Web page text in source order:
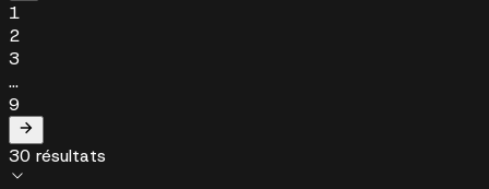
1
2
3
...
9
30 résultats